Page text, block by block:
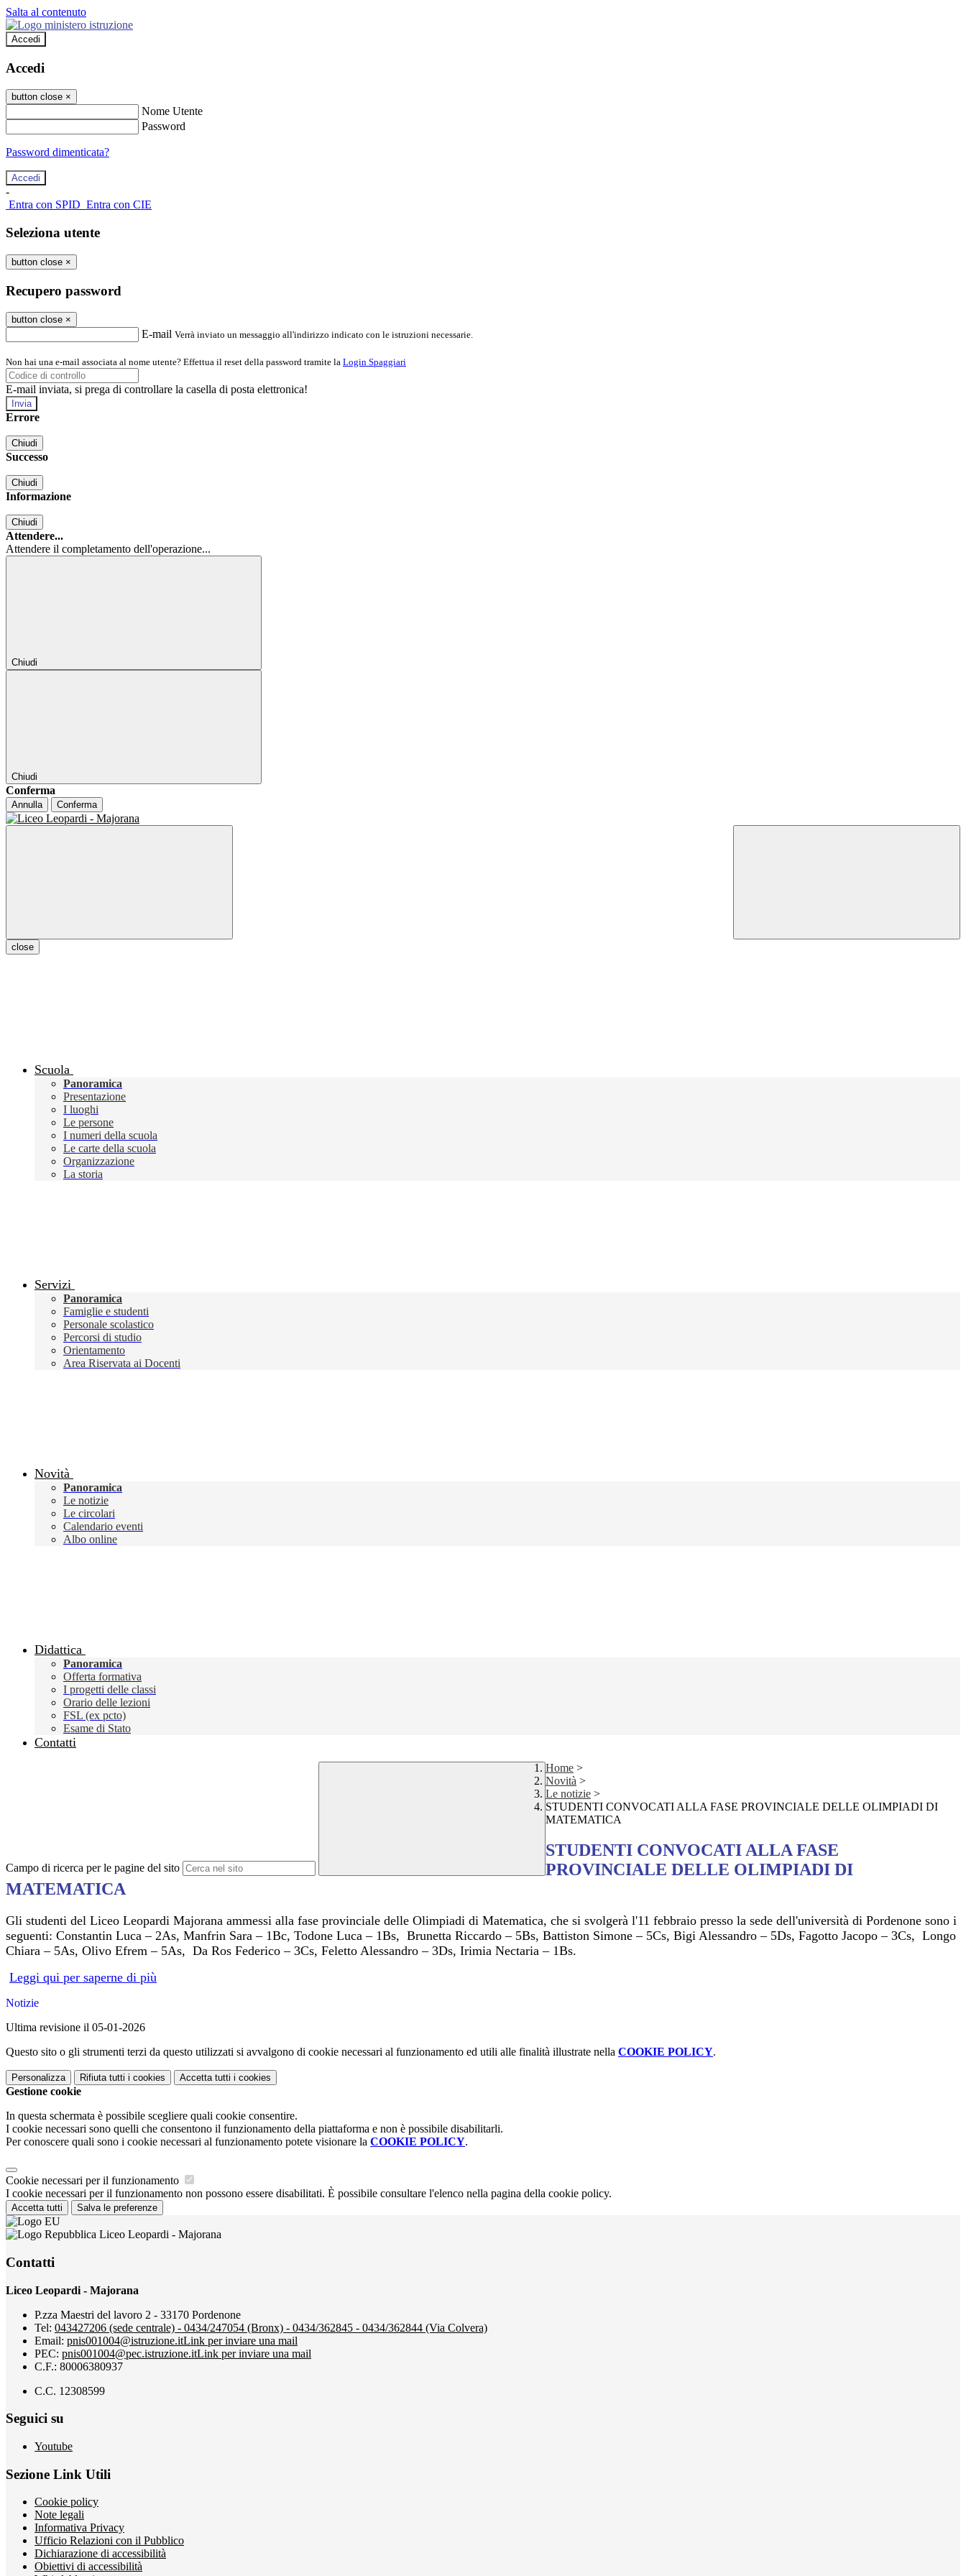
Salta al contenuto
Accedi
Accedi
button close ×
Nome Utente
Password
Password dimenticata?
-
Entra con SPID Entra con CIE
Seleziona utente
button close ×
Recupero password
button close ×
E-mail Verrà inviato un messaggio all'indirizzo indicato con le istruzioni necessarie.
Non hai una e-mail associata al nome utente? Effettua il reset della password tramite la Login Spaggiari
E-mail inviata, si prega di controllare la casella di posta elettronica!
Errore
Chiudi
Successo
Chiudi
Informazione
Chiudi
Attendere...
Attendere il completamento dell'operazione...
Chiudi
Chiudi
Conferma
Annulla Conferma
close
Scuola
Panoramica
Presentazione
I luoghi
Le persone
I numeri della scuola
Le carte della scuola
Organizzazione
La storia
Servizi
Panoramica
Famiglie e studenti
Personale scolastico
Percorsi di studio
Orientamento
Area Riservata ai Docenti
Novità
Panoramica
Le notizie
Le circolari
Calendario eventi
Albo online
Didattica
Panoramica
Offerta formativa
I progetti delle classi
Orario delle lezioni
FSL (ex pcto)
Esame di Stato
Contatti
Campo di ricerca per le pagine del sito
Home >
Novità >
Le notizie >
STUDENTI CONVOCATI ALLA FASE PROVINCIALE DELLE OLIMPIADI DI
MATEMATICA
STUDENTI CONVOCATI ALLA FASE
PROVINCIALE DELLE OLIMPIADI DI
MATEMATICA
Gli studenti del Liceo Leopardi Majorana ammessi alla fase provinciale delle Olimpiadi di Matematica, che si svolgerà l'11 febbraio presso la sede dell'università di Pordenone sono i
seguenti: Constantin Luca – 2As, Manfrin Sara – 1Bc, Todone Luca – 1Bs, Brunetta Riccardo – 5Bs, Battiston Simone – 5Cs, Bigi Alessandro – 5Ds, Fagotto Jacopo – 3Cs, Longo
Chiara – 5As, Olivo Efrem – 5As, Da Ros Federico – 3Cs, Feletto Alessandro – 3Ds, Irimia Nectaria – 1Bs.
Leggi qui per saperne di più
Notizie
Ultima revisione il 05-01-2026
Questo sito o gli strumenti terzi da questo utilizzati si avvalgono di cookie necessari al funzionamento ed utili alle finalità illustrate nella COOKIE POLICY.
Personalizza Rifiuta tutti i cookies Accetta tutti i cookies
Gestione cookie
In questa schermata è possibile scegliere quali cookie consentire.
I cookie necessari sono quelli che consentono il funzionamento della piattaforma e non è possibile disabilitarli.
Per conoscere quali sono i cookie necessari al funzionamento potete visionare la COOKIE POLICY.
Cookie necessari per il funzionamento
I cookie necessari per il funzionamento non possono essere disabilitati. È possibile consultare l'elenco nella pagina della cookie policy.
Accetta tutti Salva le preferenze
Liceo Leopardi - Majorana
Contatti
Liceo Leopardi - Majorana
P.zza Maestri del lavoro 2 - 33170 Pordenone
Tel: 043427206 (sede centrale) - 0434/247054 (Bronx) - 0434/362845 - 0434/362844 (Via Colvera)
Email: pnis001004@istruzione.itLink per inviare una mail
PEC: pnis001004@pec.istruzione.itLink per inviare una mail
C.F.: 80006380937
C.C. 12308599
Seguici su
Youtube
Sezione Link Utili
Cookie policy
Note legali
Informativa Privacy
Ufficio Relazioni con il Pubblico
Dichiarazione di accessibilità
Obiettivi di accessibilità